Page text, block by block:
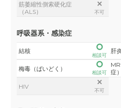
筋萎縮性側索硬化症
（ALS）
不可
呼吸器系・感染症
結核
相談可
肝
梅毒（ばいどく）
相談可
症）
HIV
不可